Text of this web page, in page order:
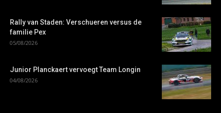
Rally van Staden: Verschueren versus de
familie Pex
05/08/2026
Junior Planckaert vervoegt Team Longin
04/08/2026